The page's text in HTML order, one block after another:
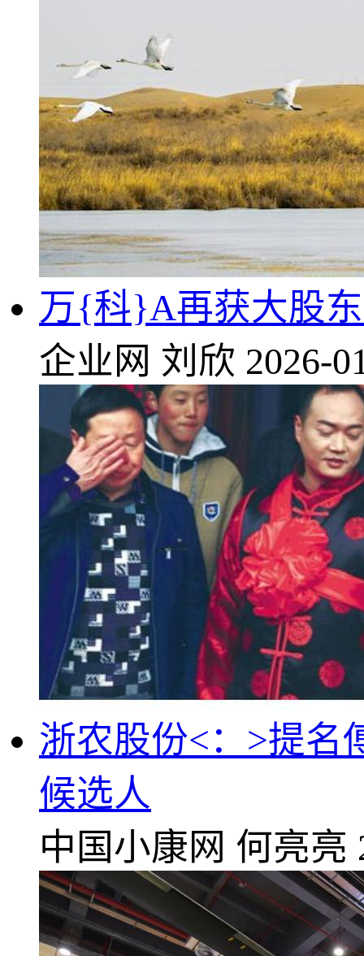
万{科}A再获大股
企业网 刘欣 2026-
浙农股份<：>提名
候选人
中国小康网 何亮亮